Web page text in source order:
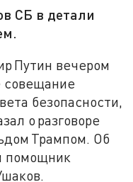
СБ в детали
Путин вечером
совещание
безопасности,
о разговоре
Трампом. Об
помощник